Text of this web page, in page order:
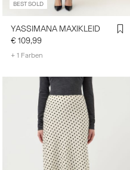
BEST SOLD
YASSIMANA MAXIKLEID
€ 109,99
+ 1 Farben